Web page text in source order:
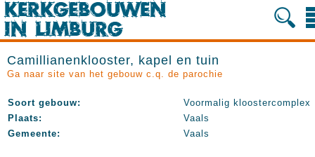
Camillianenklooster, kapel en tuin
Ga naar site van het gebouw c.q. de parochie
Soort gebouw:
Voormalig kloostercomplex
Plaats:
Vaals
Gemeente:
Vaals